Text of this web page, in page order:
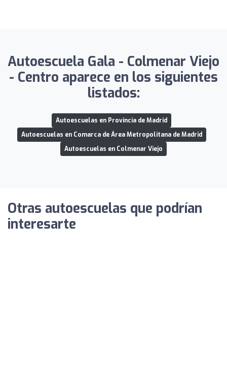
Autoescuela Gala - Colmenar Viejo
- Centro aparece en los siguientes
listados:
Autoescuelas en Provincia de Madrid
Autoescuelas en Comarca de Área Metropolitana de Madrid
Autoescuelas en Colmenar Viejo
Otras autoescuelas que podrían
interesarte